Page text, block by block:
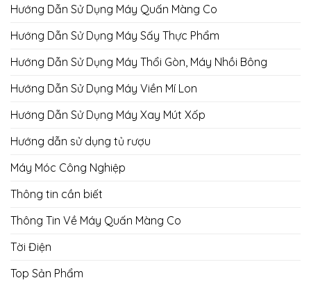
Hướng Dẫn Sử Dụng Máy Quấn Màng Co
Hướng Dẫn Sử Dụng Máy Sấy Thực Phẩm
Hướng Dẫn Sử Dụng Máy Thổi Gòn, Máy Nhồi Bông
Hướng Dẫn Sử Dụng Máy Viền Mí Lon
Hướng Dẫn Sử Dụng Máy Xay Mút Xốp
Hướng dẫn sử dụng tủ rượu
Máy Móc Công Nghiệp
Thông tin cần biết
Thông Tin Về Máy Quấn Màng Co
Tời Điện
Top Sản Phẩm